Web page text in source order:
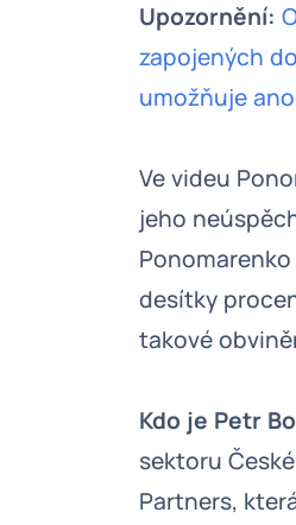
Upozornění:
zapojených
umožňuje
Ve videu
jeho
desítky
takové
Kdo je Petr
sektoru
Partners,